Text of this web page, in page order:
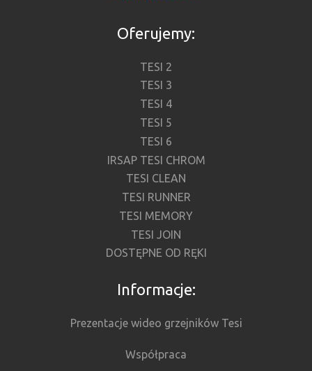
Oferujemy:
TESI 2
TESI 3
TESI 4
TESI 5
TESI 6
IRSAP TESI CHROM
TESI CLEAN
TESI RUNNER
TESI MEMORY
TESI JOIN
DOSTĘPNE OD RĘKI
Informacje:
Prezentacje wideo grzejników Tesi
Współpraca